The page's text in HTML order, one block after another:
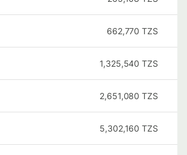
662,770 TZS
1,325,540 TZS
2,651,080 TZS
5,302,160 TZS